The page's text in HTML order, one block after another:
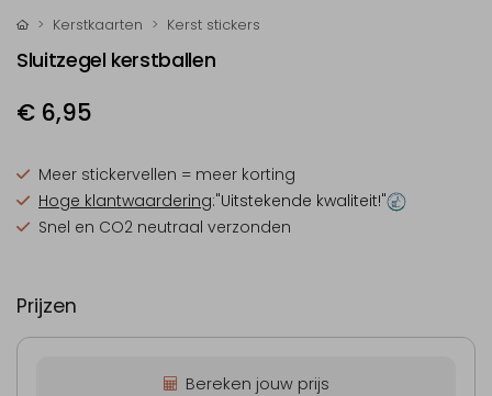
Kerstkaarten Kerst stickers
Sluitzegel kerstballen
€ 6,95
Meer stickervellen = meer korting
Hoge klantwaardering:"Uitstekende kwaliteit!"
Snel en CO2 neutraal verzonden
Prijzen
Bereken jouw prijs